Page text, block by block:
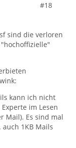
#18
sind die verloren
kann ich nicht
im Lesen
Mail). Es sind mal
1KB Mails